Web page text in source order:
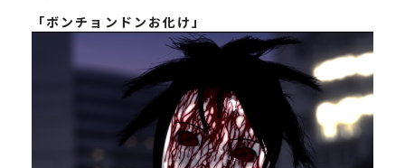
「ボンチョンドンお化け」